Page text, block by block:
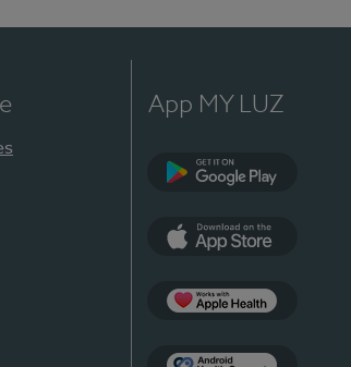
App MY LUZ